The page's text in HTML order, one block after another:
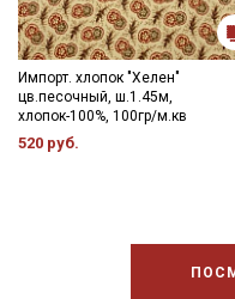
Импорт. хлопок "Хелен"
цв.песочный, ш.1.45м,
хлопок-100%, 100гр/м.кв
520 руб.